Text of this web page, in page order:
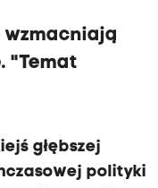
wzmacniają
"Temat
głębszej
polityki